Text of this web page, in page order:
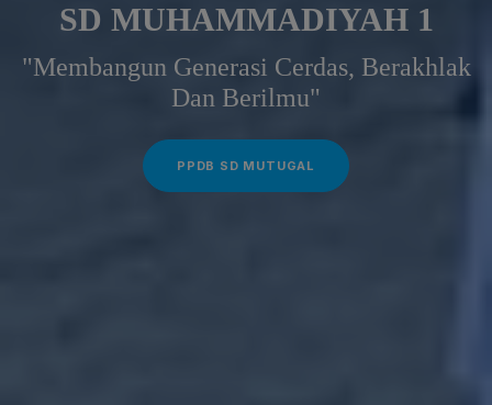
SD MUHAMMADIYAH 1
"Membangun Generasi Cerdas, Berakhlak
Dan Berilmu"
PPDB SD MUTUGAL